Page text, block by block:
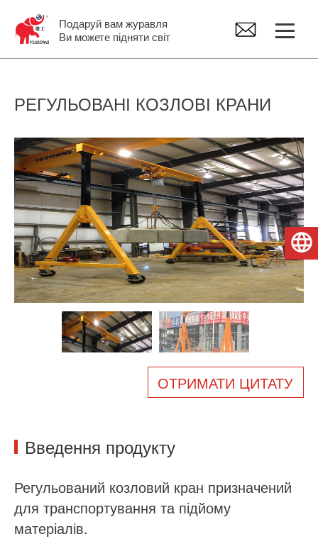
Подаруй вам журавля
Ви можете підняти світ
Консольные краны поворотные
Тельфер електричний
Запчастини для кранів
Про нас
Новини
РЕГУЛЬОВАНІ КОЗЛОВІ КРАНИ
ОТРИМАТИ ЦИТАТУ
Введення продукту
Регульований козловий кран призначений
для транспортування та підйому
матеріалів.
Українська